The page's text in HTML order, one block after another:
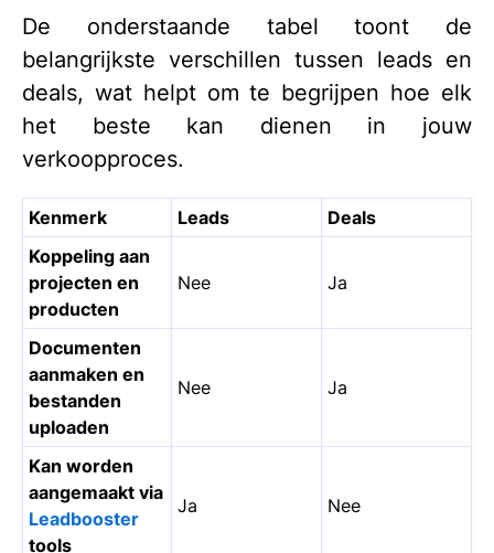
De onderstaande tabel toont de
belangrijkste verschillen tussen leads en
deals, wat helpt om te begrijpen hoe elk
het beste kan dienen in jouw
verkoopproces.
Kenmerk Leads
Deals
Koppeling aan
projecten en
producten
Nee Ja
Documenten
aanmaken en
bestanden
uploaden
Nee Ja
Kan worden
aangemaakt via
Leadbooster
tools
Ja Nee